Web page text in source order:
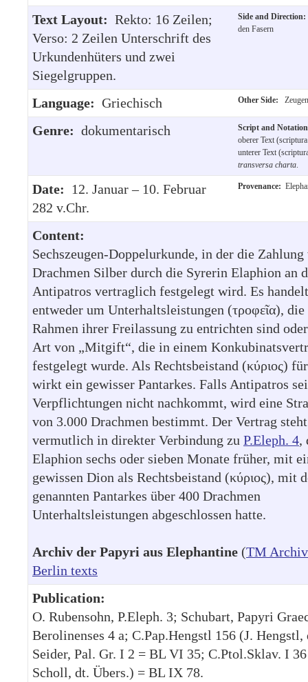
Text Layout: Rekto: 16 Zeilen;
Verso: 2 Zeilen Unterschrift des
Urkundenhüters und zwei
Siegelgruppen.
Side and
den Fasern
Language: Griechisch Other Side:
Genre: dokumentarisch
Script and
oberer Text
unterer Text
transversa charta
Date: 12. Januar – 10. Februar
282 v.Chr.
Provenance:
Content:
Sechszeugen-Doppelurkunde, in der die Zahlung
Drachmen Silber durch die Syrerin Elaphion an
Antipatros vertraglich festgelegt wird. Es
entweder um Unterhaltsleistungen (τροφεῖα),
Rahmen ihrer Freilassung zu entrichten sind
Art von „Mitgift“, die in einem
festgelegt wurde. Als Rechtsbeistand (κύριος)
wirkt ein gewisser Pantarkes. Falls Antipatros
Verpflichtungen nicht nachkommt, wird eine
von 3.000 Drachmen bestimmt. Der Vertrag steht
vermutlich in direkter Verbindung zu P.Eleph. 4,
Elaphion sechs oder sieben Monate früher, mit
gewissen Dion als Rechtsbeistand (κύριος), mit
genannten Pantarkes über 400 Drachmen
Unterhaltsleistungen abgeschlossen hatte.
Archiv der Papyri aus Elephantine (TM
Berlin texts
Publication:
O. Rubensohn, P.Eleph. 3; Schubart, Papyri
Berolinenses 4 a; C.Pap.Hengstl 156 (J.
Seider, Pal. Gr. I 2 = BL VI 35; C.Ptol.Sklav. I
Scholl, dt. Übers.) = BL IX 78.